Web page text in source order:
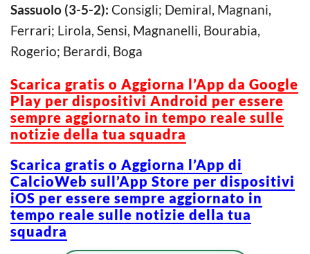
Sassuolo (3-5-2): Consigli; Demiral, Magnani,
Ferrari; Lirola, Sensi, Magnanelli, Bourabia,
Rogerio; Berardi, Boga
Scarica gratis o Aggiorna l’App da Google
Play per dispositivi Android per essere
sempre aggiornato in tempo reale sulle
notizie della tua squadra
Scarica gratis o Aggiorna l’App di
CalcioWeb sull’App Store per dispositivi
iOS per essere sempre aggiornato in
tempo reale sulle notizie della tua
squadra